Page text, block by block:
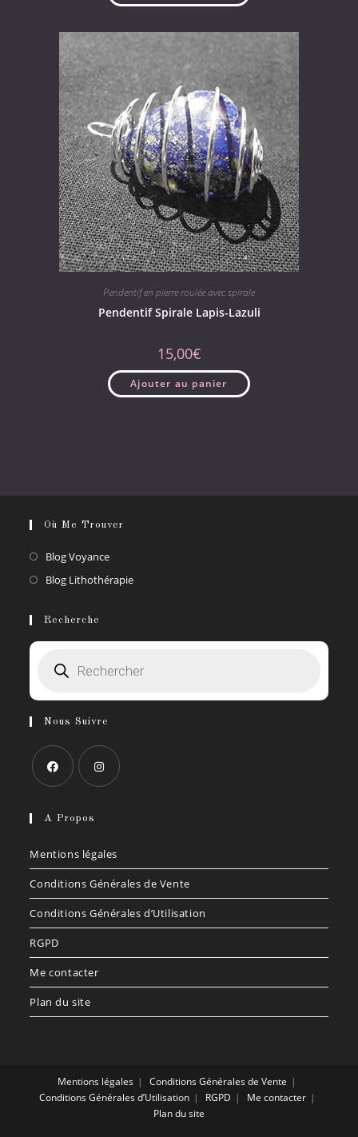
Pendentif en pierre roulée avec spirale
Pendentif Spirale Lapis-Lazuli
15,00€
Ajouter au panier
Où Me Trouver
Blog VoyanceS’ouvre
dans
Blog LithothérapieS’ouvre
nouvel
Recherche
produits
Nous Suivre
dans
nouvel
dans
nouvel
A Propos
Mentions légales
Conditions Générales de Vente
Conditions Générales d’Utilisation
RGPD
Me contacter
Plan du site
Mentions légales
Conditions Générales de Vente
Conditions Générales d’Utilisation
RGPD
Me contacter
Plan du site